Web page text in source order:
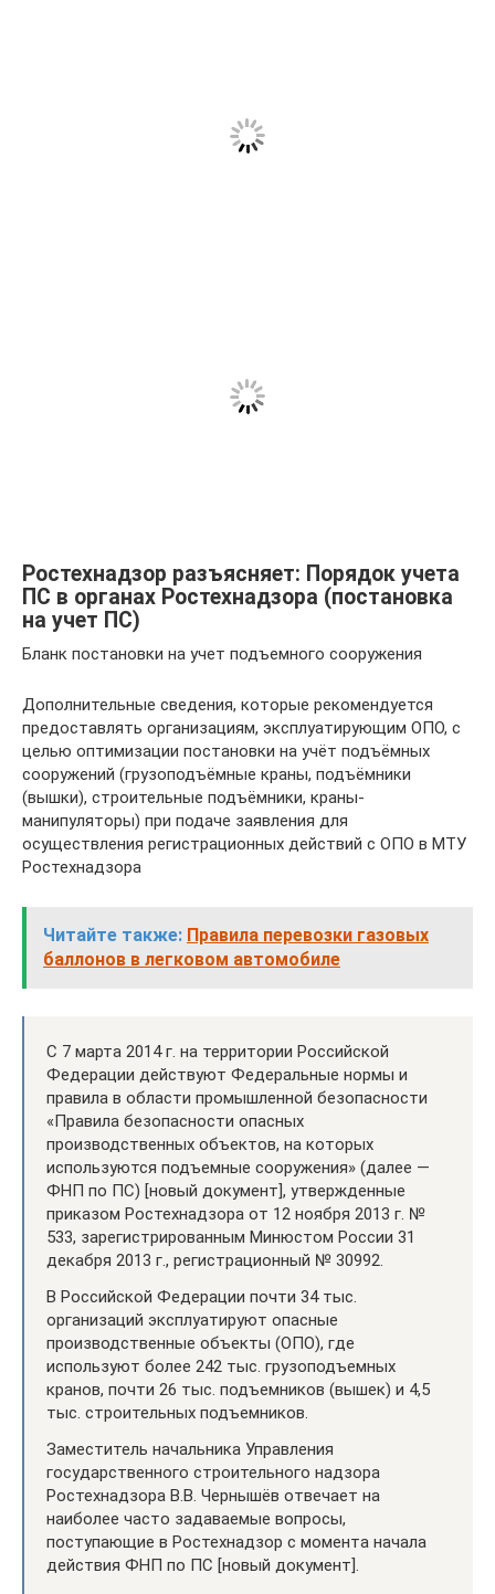
Ростехнадзор разъясняет: Порядок учета
ПС в органах Ростехнадзора (постановка
на учет ПС)
Бланк постановки на учет подъемного сооружения
Дополнительные сведения, которые рекомендуется
предоставлять организациям, эксплуатирующим ОПО, с
целью оптимизации постановки на учёт подъёмных
сооружений (грузоподъёмные краны, подъёмники
(вышки), строительные подъёмники, краны-
манипуляторы) при подаче заявления для
осуществления регистрационных действий с ОПО в МТУ
Ростехнадзора
Читайте также: Правила перевозки газовых
баллонов в легковом автомобиле
С 7 марта 2014 г. на территории Российской
Федерации действуют Федеральные нормы и
правила в области промышленной безопасности
«Правила безопасности опасных
производственных объектов, на которых
используются подъемные сооружения» (далее —
ФНП по ПС) [новый документ], утвержденные
приказом Ростехнадзора от 12 ноября 2013 г. №
533, зарегистрированным Минюстом России 31
декабря 2013 г., регистрационный № 30992.
В Российской Федерации почти 34 тыс.
организаций эксплуатируют опасные
производственные объекты (ОПО), где
используют более 242 тыс. грузоподъемных
кранов, почти 26 тыс. подъемников (вышек) и 4,5
тыс. строительных подъемников.
Заместитель начальника Управления
государственного строительного надзора
Ростехнадзора В.В. Чернышёв отвечает на
наиболее часто задаваемые вопросы,
поступающие в Ростехнадзор с момента начала
действия ФНП по ПС [новый документ].